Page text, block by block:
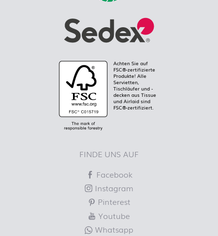
Achten Sie auf
FSC®-zertifizierte
Produkte! Alle
Servietten,
Tischläufer und -
decken aus Tissue
und Airlaid sind
FSC®-zertifiziert.
FINDE UNS AUF
Facebook
Instagram
Pinterest
Youtube
Whatsapp